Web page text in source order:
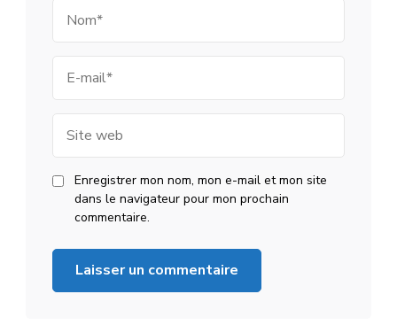
mail
web
Enregistrer mon nom, mon e-mail et mon site
dans le navigateur pour mon prochain
commentaire.